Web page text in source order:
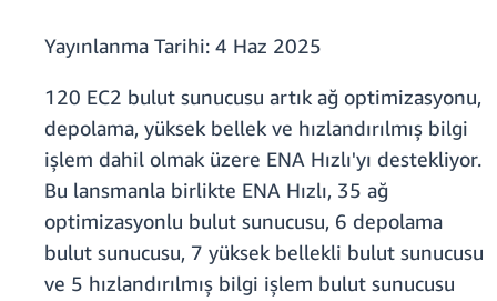
Yayınlanma Tarihi: 4 Haz 2025
120 EC2 bulut sunucusu artık ağ optimizasyonu,
depolama, yüksek bellek ve hızlandırılmış bilgi
işlem dahil olmak üzere ENA Hızlı'yı destekliyor.
Bu lansmanla birlikte ENA Hızlı, 35 ağ
optimizasyonlu bulut sunucusu, 6 depolama
bulut sunucusu, 7 yüksek bellekli bulut sunucusu
ve 5 hızlandırılmış bilgi işlem bulut sunucusu